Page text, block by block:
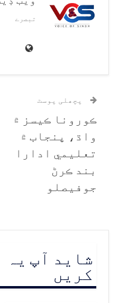
تبصرے
پچھلی پوسٹ
ڪورونا ڪيسز ۾
واڌ، پنجاب ۾
تعليمي ادارا
بند ڪرڻ
جوفيصلو
شاید آپ یہ
کریں